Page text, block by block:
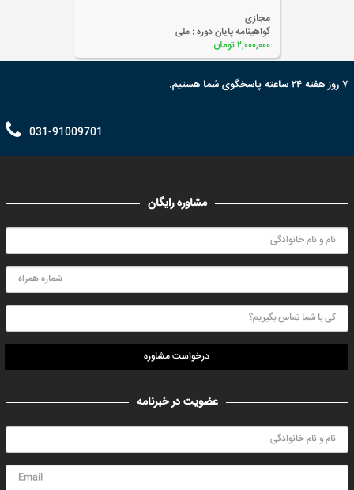
گواهینامه پایان دوره :ملی
۲,۰۰۰,۰۰۰ تومان
۷ روز هفته ۲۴ ساعته پاسخگوی شما هستیم.
031-91009701
مشاوره رایگان
درخواست مشاوره
عضویت در خبرنامه